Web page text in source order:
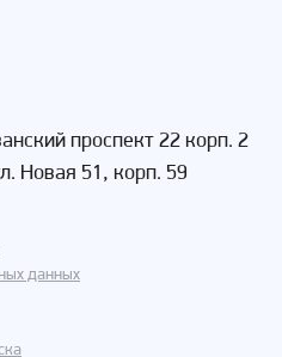
проспект 22 корп. 2
Новая 51, корп. 59
данных